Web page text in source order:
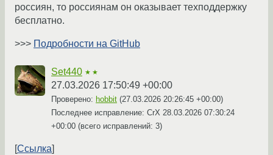
россиян, то россиянам он оказывает техподдержку
бесплатно.
>>> Подробности на GitHub
Set440 ★★
27.03.2026 17:50:49 +00:00
Проверено: hobbit (27.03.2026 20:26:45 +00:00)
Последнее исправление: CrX 28.03.2026 07:30:24
+00:00 (всего исправлений: 3)
Ссылка